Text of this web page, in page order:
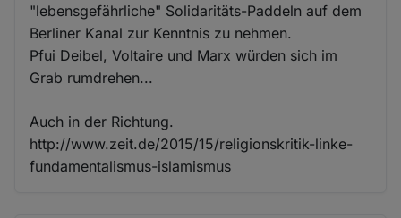
"lebensgefährliche" Solidaritäts-Paddeln auf dem
Berliner Kanal zur Kenntnis zu nehmen.
Pfui Deibel, Voltaire und Marx würden sich im
Grab rumdrehen...
Auch in der Richtung.
http://www.zeit.de/2015/15/religionskritik-linke-
fundamentalismus-islamismus